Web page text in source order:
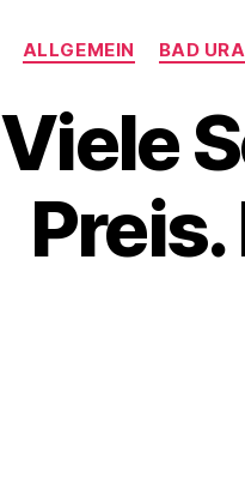
ALLGEMEIN BAD
Viele